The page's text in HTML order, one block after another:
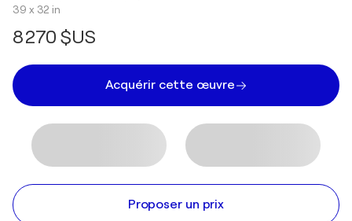
39 x 32 in
8 270 $US
Acquérir cette œuvre
Proposer un prix